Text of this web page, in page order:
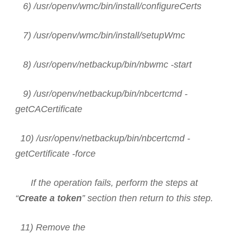
6) /usr/openv/wmc/bin/install/configureCerts
7) /usr/openv/wmc/bin/install/setupWmc
8) /usr/openv/netbackup/bin/nbwmc -start
9) /usr/openv/netbackup/bin/nbcertcmd -
getCACertificate
10) /usr/openv/netbackup/bin/nbcertcmd -
getCertificate -force
If the operation fails, perform the steps at
“Create a token” section then return to this step.
11) Remove the